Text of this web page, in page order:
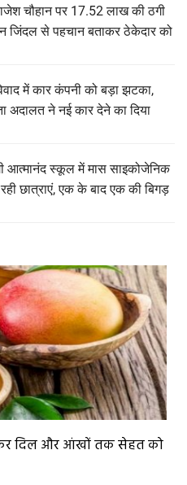
चौहान पर 17.52 लाख की ठगी
जिंदल से पहचान बताकर ठेकेदार को
में कार कंपनी को बड़ा झटका,
अदालत ने नई कार देने का दिया
आत्मानंद स्कूल में मास साइकोजेनिक
छात्राएं, एक के बाद एक की बिगड़
दिल और आंखों तक सेहत को